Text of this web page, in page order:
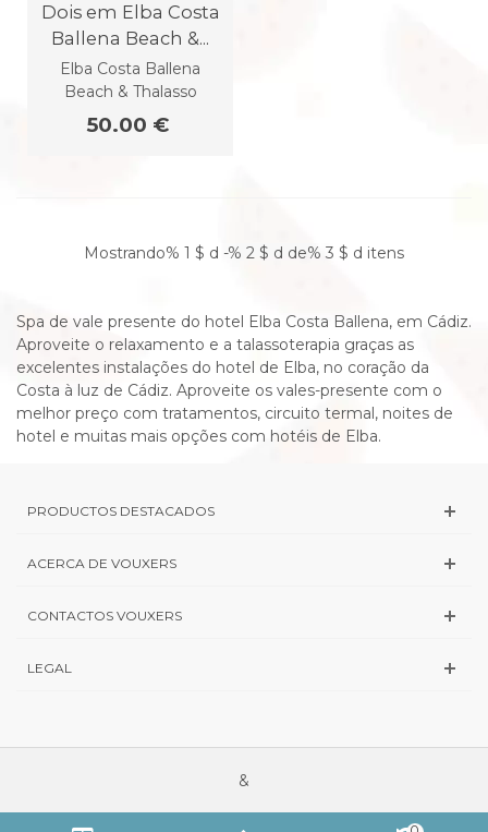
Dois em Elba Costa
Ballena Beach &...
Elba Costa Ballena
Beach & Thalasso
50.00 €
Mostrando% 1 $ d -% 2 $ d de% 3 $ d itens
Spa de vale presente do hotel Elba Costa Ballena, em Cádiz.
Aproveite o relaxamento e a talassoterapia graças as
excelentes instalações do hotel de Elba, no coração da
Costa à luz de Cádiz. Aproveite os vales-presente com o
melhor preço com tratamentos, circuito termal, noites de
hotel e muitas mais opções com hotéis de Elba.
PRODUCTOS DESTACADOS
ACERCA DE VOUXERS
CONTACTOS VOUXERS
LEGAL
&